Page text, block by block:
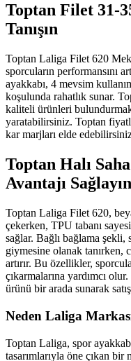
Toptan Filet 31-
Tanışın
Toptan Laliga Filet 620
sporcuların performansını
ayakkabı, 4 mevsim
koşulunda rahatlık sunar.
kaliteli ürünleri
yaratabilirsiniz. Toptan
kar marjları elde
Toptan Halı
Avantajı Sağlayın
Toptan Laliga Filet 620,
çekerken, TPU tabanı
sağlar. Bağlı bağlama şekli,
giymesine olanak tanırken,
artırır. Bu özellikler,
çıkarmalarına yardımcı olur.
ürünü bir arada sunarak
Neden Laliga
Toptan Laliga, spor
tasarımlarıyla öne çıkan bir